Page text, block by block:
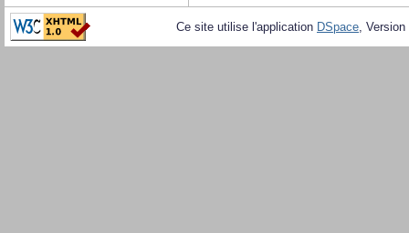
Ce site utilise l'application DSpace,